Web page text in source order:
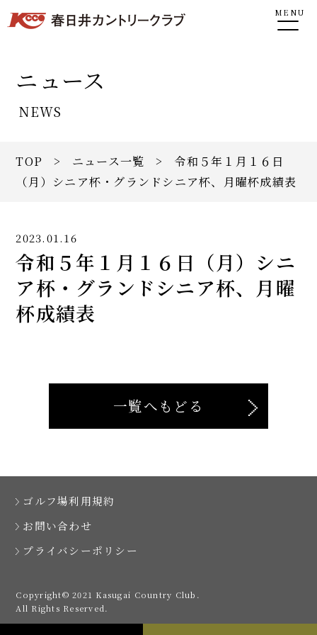
MENU
ニュース
NEWS
TOP > ニュース一覧 > 令和５年１月１６日
（月）シニア杯・グランドシニア杯、月曜杯成績表
2023.01.16
令和５年１月１６日（月）シニ
ア杯・グランドシニア杯、月曜
杯成績表
一覧へもどる
ゴルフ場利用規約
お問い合わせ
プライバシーポリシー
Copyright© 2021 Kasugai Country Club.
All Rights Reserved.